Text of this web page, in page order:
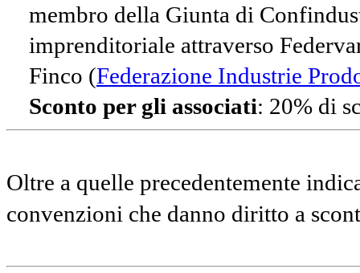
membro della Giunta di
imprenditoriale attraverso
Finco (Federazione Industrie
Sconto per gli associati: 20% di
Oltre a quelle precedentemente
convenzioni che danno diritto a